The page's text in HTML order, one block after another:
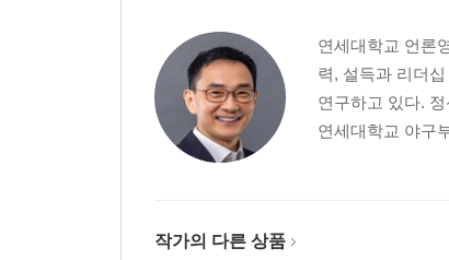
미래가 불확실할수록 동기는 강해진다
자기동기력의 비밀, 현실과 미래의 격차를 줄
4장. 그릿을 완성하는 힘, 자기조절력
그릿은 집념으로 완성된다
자기조절력, 어떻게 강화할 것인가
연세대학교 언론
력, 설득과 리더
연구하고 있다.
연세대학교 야구
작가의 다른 상품